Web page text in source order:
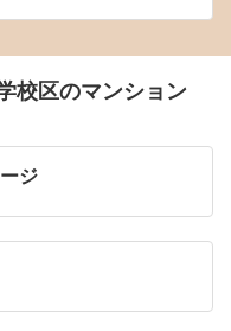
校区のマンション
ジ